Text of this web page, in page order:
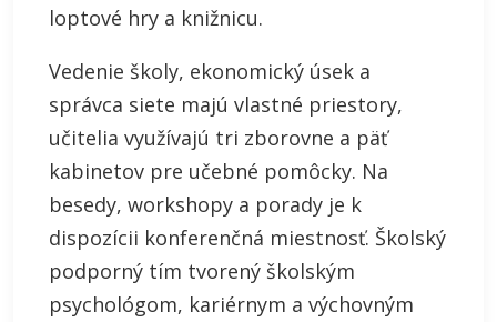
loptové hry a knižnicu.
Vedenie školy, ekonomický úsek a
správca siete majú vlastné priestory,
učitelia využívajú tri zborovne a päť
kabinetov pre učebné pomôcky. Na
besedy, workshopy a porady je k
dispozícii konferenčná miestnosť. Školský
podporný tím tvorený školským
psychológom, kariérnym a výchovným